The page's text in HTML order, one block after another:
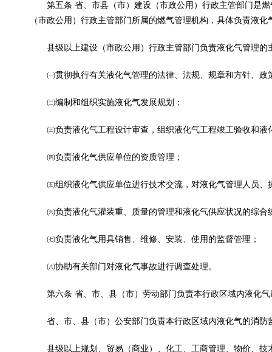
第五条 省、市县（市）建设（市政公用）行政主管部门是燃
（市政公用）行政主管部门所属的燃气管理机构，具体负责液化
县级以上建设（市政公用）行政主管部门负责液化气管理的
㈠贯彻执行有关液化气管理的法律、法规、规章和方针、政
㈡编制和组织实施液化气发展规划；
㈢负责液化气工程设计审查，组织液化气工程竣工验收和液
㈣负责液化气供应单位的资质管理；
㈤组织液化气供应单位进行技术交流，对液化气管理人员、
㈥负责液化气灌装重、质量的管理和液化气供应状况的综合
㈦负责液化气用具销售、维修、安装、使用的监督管理；
㈧协助有关部门对液化气事故进行调查处理。
第六条 省、市、县（市）劳动部门负责本行政区域内液化气
省、市、县（市）公安部门负责本行政区域内液化气的消防
县级以上规划、贸易（商业）、化工、工商管理、物价、技